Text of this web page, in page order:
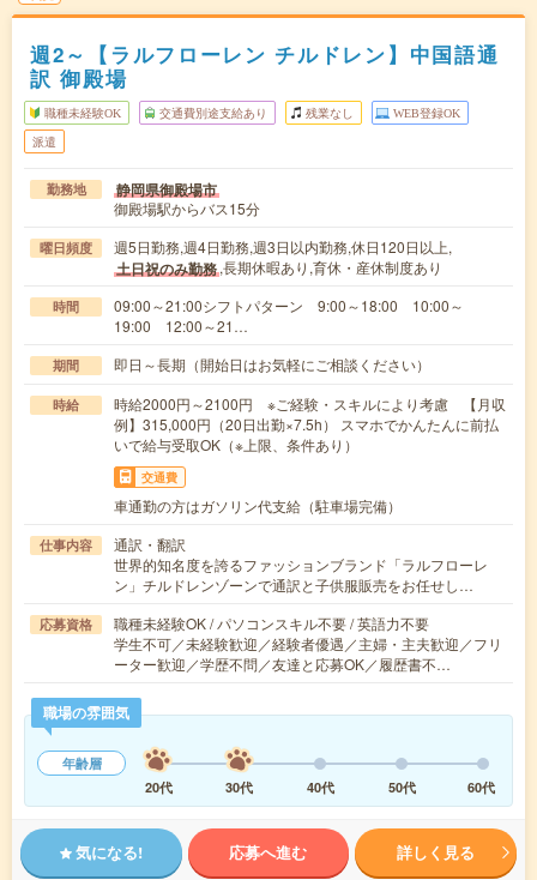
週2～【ラルフローレン チルドレン】中国語通
訳 御殿場
職種未経験OK 交通費別途支給あり 残業なし WEB登録OK
派遣
勤務地 静岡県御殿場市
御殿場駅からバス15分
曜日頻度 週5日勤務,週4日勤務,週3日以内勤務,休日120日以上,
土日祝のみ勤務,長期休暇あり,育休・産休制度あり
時間
09:00～21:00シフトパターン 9:00～18:00 10:00～
19:00 12:00～21…
期間 即日～長期（開始日はお気軽にご相談ください）
時給
時給2000円～2100円 ※ご経験・スキルにより考慮 【月収
例】315,000円（20日出勤×7.5h） スマホでかんたんに前払
いで給与受取OK（※上限、条件あり）
交通費
車通勤の方はガソリン代支給（駐車場完備）
仕事内容
通訳・翻訳
世界的知名度を誇るファッションブランド「ラルフローレ
ン」チルドレンゾーンで通訳と子供服販売をお任せし…
応募資格
職種未経験OK / パソコンスキル不要 / 英語力不要
学生不可／未経験歓迎／経験者優遇／主婦・主夫歓迎／フリ
ーター歓迎／学歴不問／友達と応募OK／履歴書不…
職場の雰囲気
年齢層
20代
30代 40代 50代 60代
気になる! 応募へ進む 詳しく見る